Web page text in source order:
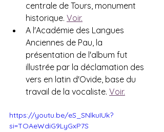
centrale de Tours, monument
historique. Voir.
A l'Académie des Langues
Anciennes de Pau, la
présentation de l'album fut
illustrée par la déclamation des
vers en latin d'Ovide, base du
travail de la vocaliste. Voir.
https://youtu.be/eS_SNlkuIUk?
si=TOAeWdiG9LyGxP7S